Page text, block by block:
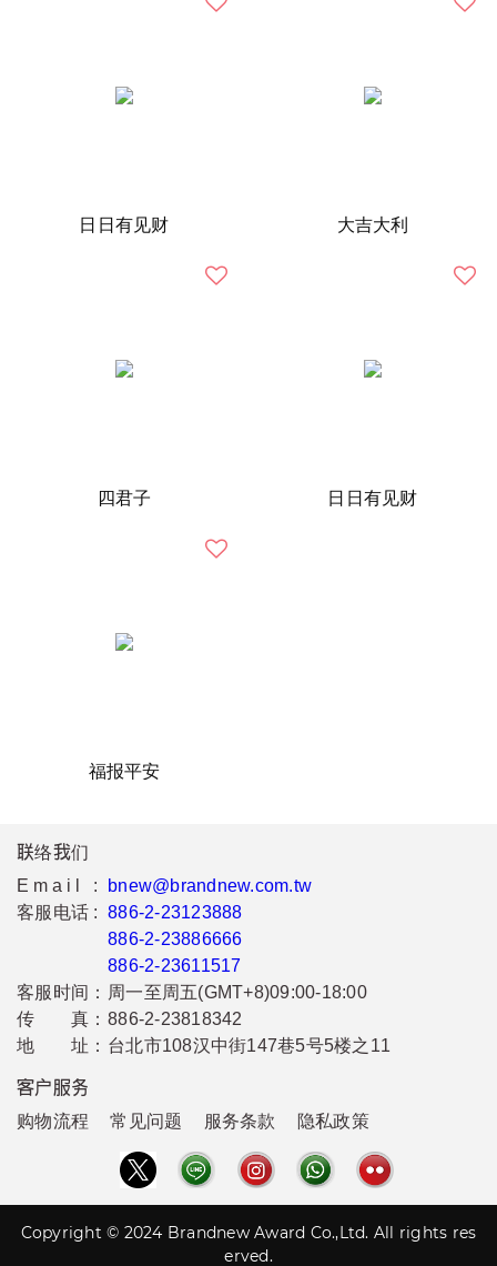
日日有见财 大吉大利
四君子 日日有见财
福报平安
联络我们
Email :
bnew@brandnew.com.tw
客服电话 : 886-2-23123888
886-2-23886666
886-2-23611517
客服时间： 周一至周五(GMT+8)09:00-18:00
传 真： 886-2-23818342
地 址： 台北市108汉中街147巷5号5楼之11
客户服务
购物流程 常见问题 服务条款 隐私政策
Copyright © 2024 Brandnew Award Co.,Ltd. All rights res
erved.